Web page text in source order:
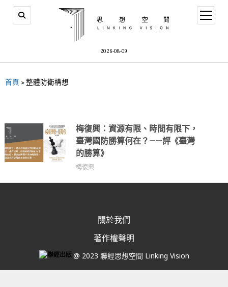
2026-08-09
首頁 >整體防衛構想
梅復興：資源有限、時間有限下，
臺灣國防勝算何在？——評《臺灣
的勝算》
梅復興
關於我們
著作權聲明
@ 2023 聯經思想空間 Linking Vision